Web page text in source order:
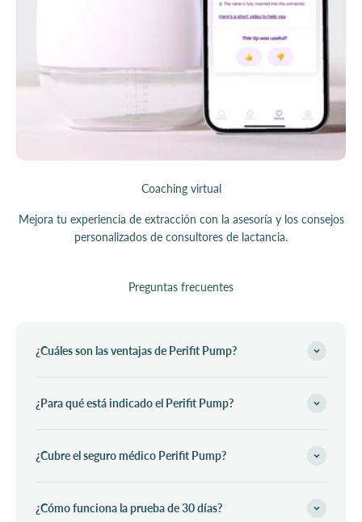
Coaching virtual
Mejora tu experiencia de extracción con la asesoría y los consejos
personalizados de consultores de lactancia.
Preguntas frecuentes
¿Cuáles son las ventajas de Perifit Pump?
¿Para qué está indicado el Perifit Pump?
¿Cubre el seguro médico Perifit Pump?
¿Cómo funciona la prueba de 30 días?